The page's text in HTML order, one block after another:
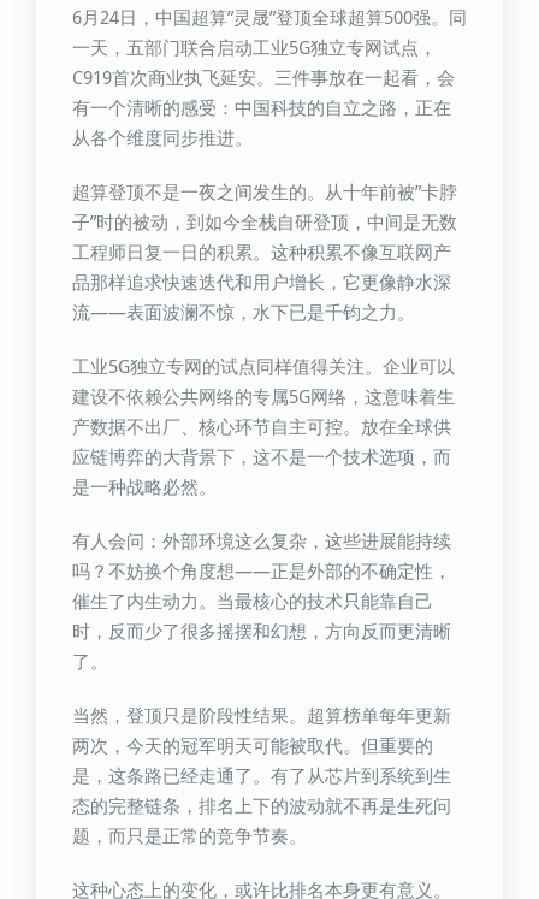
6月24日，中国超算”灵晟”登顶全球超算500强。同
一天，五部门联合启动工业5G独立专网试点，
C919首次商业执飞延安。三件事放在一起看，会
有一个清晰的感受：中国科技的自立之路，正在
从各个维度同步推进。
超算登顶不是一夜之间发生的。从十年前被”卡脖
子”时的被动，到如今全栈自研登顶，中间是无数
工程师日复一日的积累。这种积累不像互联网产
品那样追求快速迭代和用户增长，它更像静水深
流——表面波澜不惊，水下已是千钧之力。
工业5G独立专网的试点同样值得关注。企业可以
建设不依赖公共网络的专属5G网络，这意味着生
产数据不出厂、核心环节自主可控。放在全球供
应链博弈的大背景下，这不是一个技术选项，而
是一种战略必然。
有人会问：外部环境这么复杂，这些进展能持续
吗？不妨换个角度想——正是外部的不确定性，
催生了内生动力。当最核心的技术只能靠自己
时，反而少了很多摇摆和幻想，方向反而更清晰
了。
当然，登顶只是阶段性结果。超算榜单每年更新
两次，今天的冠军明天可能被取代。但重要的
是，这条路已经走通了。有了从芯片到系统到生
态的完整链条，排名上下的波动就不再是生死问
题，而只是正常的竞争节奏。
这种心态上的变化，或许比排名本身更有意义。